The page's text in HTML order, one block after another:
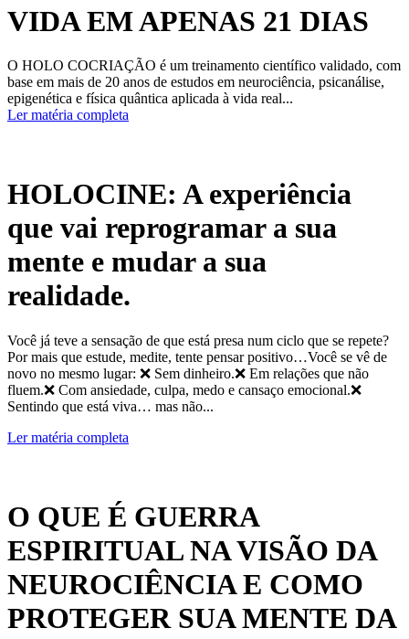
VIDA EM APENAS 21 DIAS
O HOLO COCRIAÇÃO é um treinamento científico validado, com
base em mais de 20 anos de estudos em neurociência, psicanálise,
epigenética e física quântica aplicada à vida real...
Ler matéria completa
HOLOCINE: A experiência
que vai reprogramar a sua
mente e mudar a sua
realidade.
Você já teve a sensação de que está presa num ciclo que se repete?
Por mais que estude, medite, tente pensar positivo…Você se vê de
novo no mesmo lugar: ❌ Sem dinheiro.❌ Em relações que não
fluem.❌ Com ansiedade, culpa, medo e cansaço emocional.❌
Sentindo que está viva… mas não...
Ler matéria completa
O QUE É GUERRA
ESPIRITUAL NA VISÃO DA
NEUROCIÊNCIA E COMO
PROTEGER SUA MENTE DA